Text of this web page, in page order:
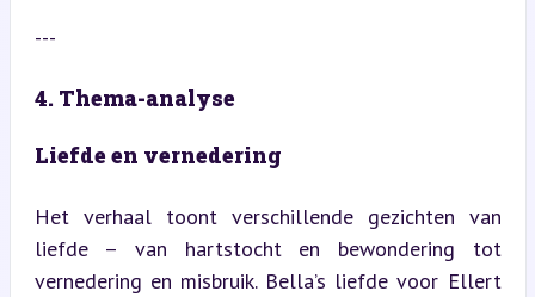
---
4. Thema-analyse
Liefde en vernedering
Het verhaal toont verschillende gezichten van
liefde – van hartstocht en bewondering tot
vernedering en misbruik. Bella’s liefde voor Ellert